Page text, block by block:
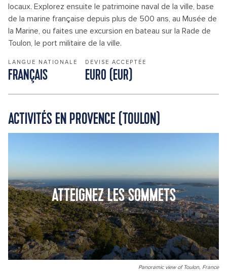
locaux. Explorez ensuite le patrimoine naval de la ville, base
de la marine française depuis plus de 500 ans, au Musée de
la Marine, ou faites une excursion en bateau sur la Rade de
Toulon, le port militaire de la ville.
LANGUE NATIONALE
FRANÇAIS
DEVISE ACCEPTÉE
EURO (EUR)
ACTIVITÉS EN PROVENCE (TOULON)
ATTEIGNEZ LES SOMMETS
Panoramic view of Toulon, France